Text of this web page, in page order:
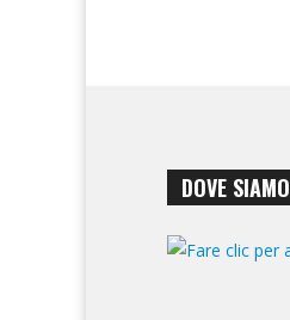
DOVE SIAMO